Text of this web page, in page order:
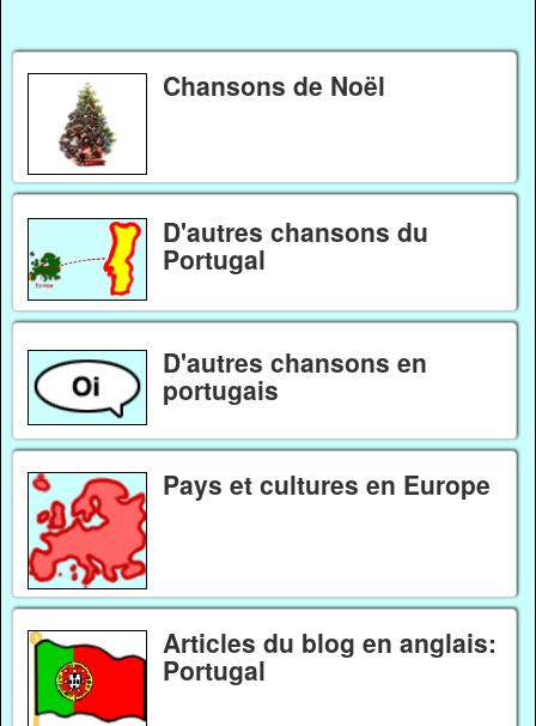
Chansons de Noël
D'autres chansons du
Portugal
D'autres chansons en
portugais
Pays et cultures en Europe
Articles du blog en anglais:
Portugal